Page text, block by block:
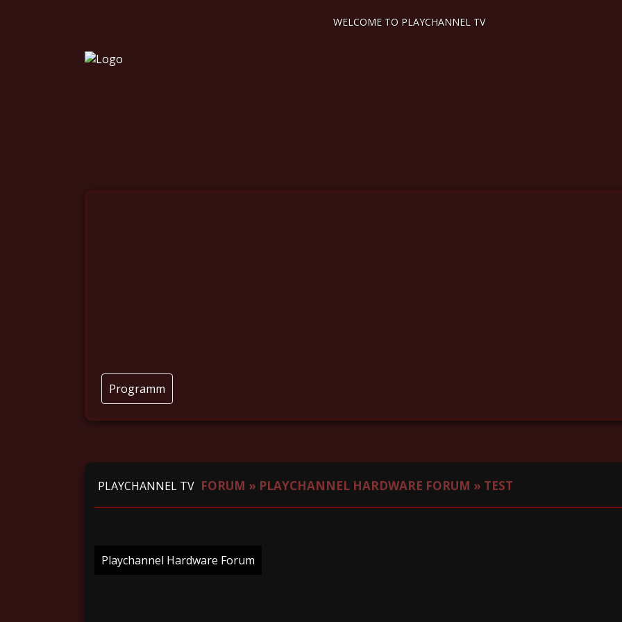
WELCOME TO PLAYCHANNEL TV
Programm
PLAYCHANNEL TV FORUM » PLAYCHANNEL HARDWARE FORUM » TEST
Playchannel Hardware Forum